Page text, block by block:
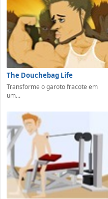
The Douchebag Life
Transforme o garoto fracote em
um...